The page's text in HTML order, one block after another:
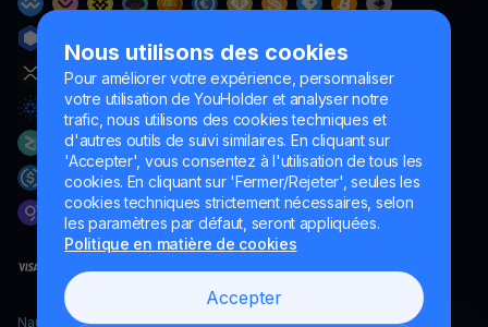
Nous utilisons des cookies
Pour améliorer votre expérience, personnaliser
votre utilisation de YouHolder et analyser notre
trafic, nous utilisons des cookies techniques et
d'autres outils de suivi similaires. En cliquant sur
'Accepter', vous consentez à l'utilisation de tous les
cookies. En cliquant sur 'Fermer/Rejeter', seules les
cookies techniques strictement nécessaires, selon
les paramètres par défaut, seront appliquées.
Politique en matière de cookies
Accepter
Naumard LTD. – uniquement à des fins de développement